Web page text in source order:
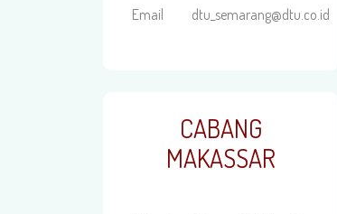
Email dtu_semarang@dtu.co.id
CABANG
MAKASSAR